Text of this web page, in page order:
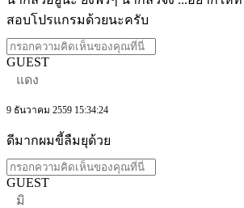
สอบโปรแกรมด้วยนะครับ
GUEST
แดง
9 ธันวาคม 2559 15:34:24
ดีมากผมขี้ลืมยุด้วย
GUEST
มิ